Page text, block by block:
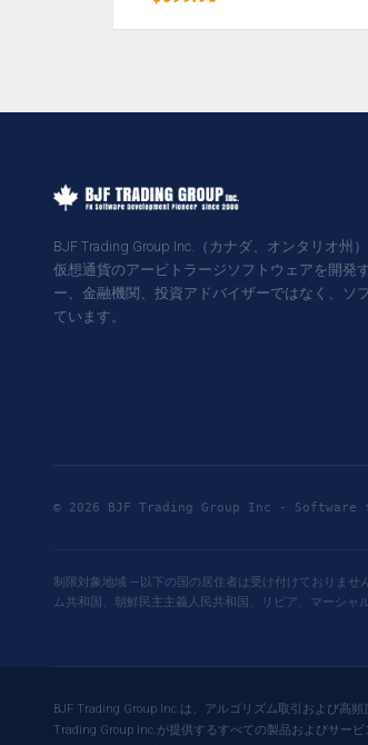
BJF Trading Group Inc.（カナダ、オンタリオ州
仮想通貨のアービトラージソフトウェアを開発
ー、金融機関、投資アドバイザーではなく、ソ
ています。
© 2026 BJF Trading Group Inc -
制限対象地域 —以下の国の居住者は受け付けておりませ
ム共和国、朝鮮民主主義人民共和国、リビア、マーシャ
BJF Trading Group Inc.は、アルゴリズム取引および高
Trading Group Inc.が提供するすべての製品およびサー